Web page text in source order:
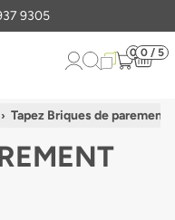
0 0 / 5
Tapez Briques de parement